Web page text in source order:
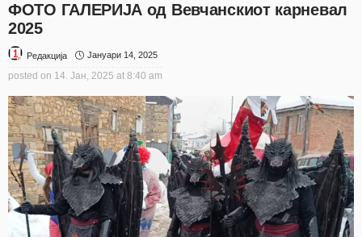
ФОТО ГАЛЕРИЈА од Вевчанскиот карневал
2025
Редакција Јануари 14, 2025
posted on 14. Јан, 2025 at 8:40 am